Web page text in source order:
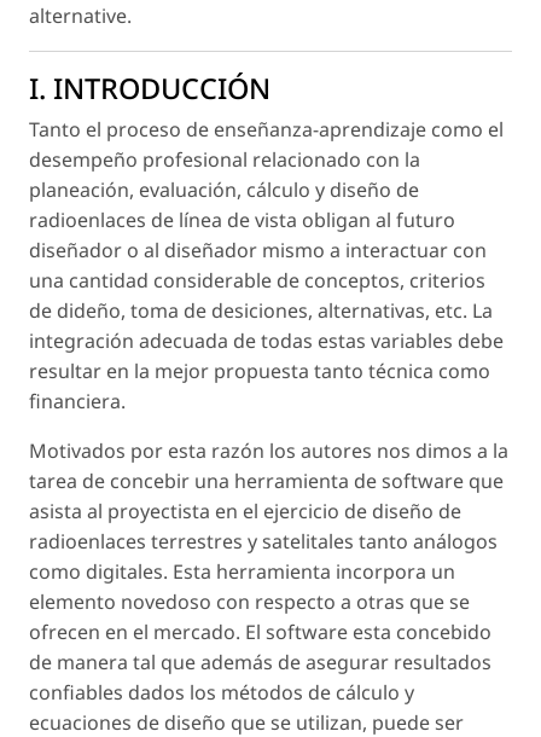
alternative.
I. INTRODUCCIÓN
Tanto el proceso de enseñanza-aprendizaje como el
desempeño profesional relacionado con la
planeación, evaluación, cálculo y diseño de
radioenlaces de línea de vista obligan al futuro
diseñador o al diseñador mismo a interactuar con
una cantidad considerable de conceptos, criterios
de dideño, toma de desiciones, alternativas, etc. La
integración adecuada de todas estas variables debe
resultar en la mejor propuesta tanto técnica como
financiera.
Motivados por esta razón los autores nos dimos a la
tarea de concebir una herramienta de software que
asista al proyectista en el ejercicio de diseño de
radioenlaces terrestres y satelitales tanto análogos
como digitales. Esta herramienta incorpora un
elemento novedoso con respecto a otras que se
ofrecen en el mercado. El software esta concebido
de manera tal que además de asegurar resultados
confiables dados los métodos de cálculo y
ecuaciones de diseño que se utilizan, puede ser